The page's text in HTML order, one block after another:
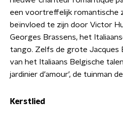
een voortreffelijk romantische
beïnvloed te zijn door Victor
Georges Brassens, het
tango. Zelfs de grote Jacques
van het Italiaans Belgische
jardinier d’amour’, de tuinman
Kerstlied